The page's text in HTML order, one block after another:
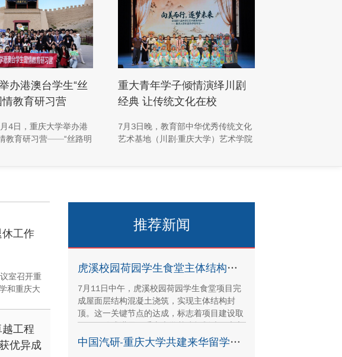
办港澳台学生“丝
情教育研习营
4日，重庆大学举办港
教育研习营——“丝路明
传承、世界文化遗产保
径。
重大青年学子倾情演绎川剧
经典 让传统文化在校
7月3日晚，教育部中华优秀传统文化
艺术基地（川剧·重庆大学）艺术学院
主题，推进校园美育与传统文化传承
工作
室召开重
和重庆大
工程
优异成
推荐新闻
虎溪校园荷园学生食堂主体结构封顶
7月11日中午，虎溪校园荷园学生食堂项目完
成屋面层结构混凝土浇筑，实现主体结构封
顶。这一关键节点的达成，标志着项目建设取
得里程碑式进展。重庆大学基建规划处、康立
时代建设集团有限公司、湖南顺天建设集团有
限公司、重庆方郡建设工程咨询有限公司等参
中国汽研-重庆大学共建来华留学生实践实习基地签约暨揭牌活动举行